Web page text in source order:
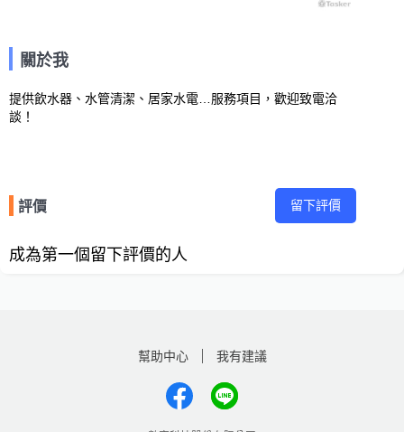
關於我
提供飲水器、水管清潔、居家水電…服務項目，歡迎致電洽
談！
評價 留下評價
成為第一個留下評價的人
幫助中心 我有建議